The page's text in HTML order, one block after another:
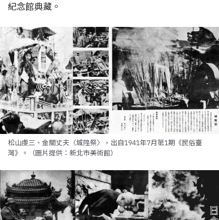
紀念館典藏。
松山虔三、金關丈夫〈城隍祭〉，出自1941年7月第1期《民俗臺
灣》。（圖片提供：新北市美術館）